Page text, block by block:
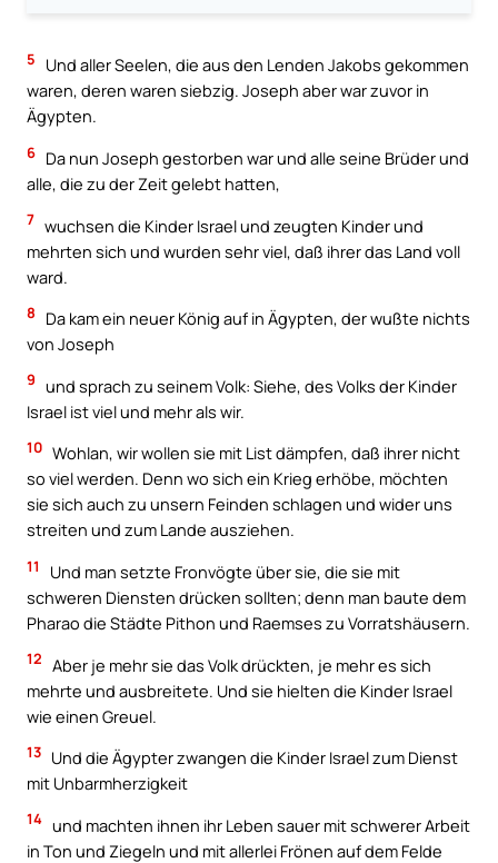
5
Und aller Seelen, die aus den Lenden Jakobs gekommen
waren, deren waren siebzig. Joseph aber war zuvor in
Ägypten.
6 Da nun Joseph gestorben war und alle seine Brüder und
alle, die zu der Zeit gelebt hatten,
7 wuchsen die Kinder Israel und zeugten Kinder und
mehrten sich und wurden sehr viel, daß ihrer das Land voll
ward.
8
Da kam ein neuer König auf in Ägypten, der wußte nichts
von Joseph
9 und sprach zu seinem Volk: Siehe, des Volks der Kinder
Israel ist viel und mehr als wir.
10 Wohlan, wir wollen sie mit List dämpfen, daß ihrer nicht
so viel werden. Denn wo sich ein Krieg erhöbe, möchten
sie sich auch zu unsern Feinden schlagen und wider uns
streiten und zum Lande ausziehen.
11
Und man setzte Fronvögte über sie, die sie mit
schweren Diensten drücken sollten; denn man baute dem
Pharao die Städte Pithon und Raemses zu Vorratshäusern.
12 Aber je mehr sie das Volk drückten, je mehr es sich
mehrte und ausbreitete. Und sie hielten die Kinder Israel
wie einen Greuel.
13 Und die Ägypter zwangen die Kinder Israel zum Dienst
mit Unbarmherzigkeit
14 und machten ihnen ihr Leben sauer mit schwerer Arbeit
in Ton und Ziegeln und mit allerlei Frönen auf dem Felde